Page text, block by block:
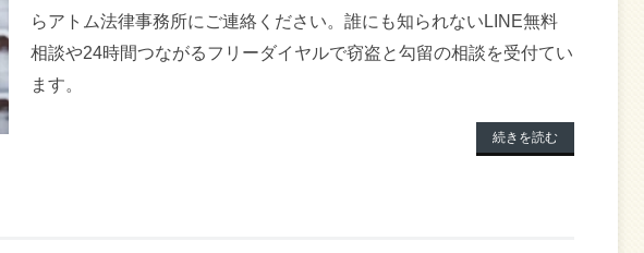
らアトム法律事務所にご連絡ください。誰にも知られないLINE無料
相談や24時間つながるフリーダイヤルで窃盗と勾留の相談を受付てい
ます。
続きを読む